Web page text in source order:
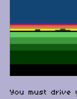
You must drive